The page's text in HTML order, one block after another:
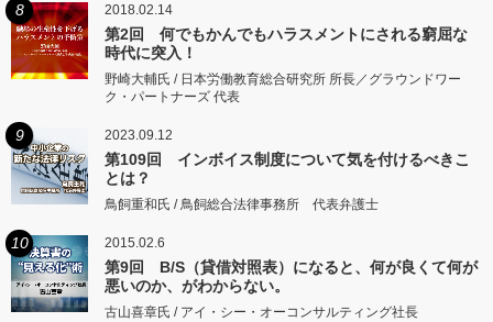
8 2018.02.14
第2回 何でもかんでもハラスメントにされる窮屈な
時代に突入！
野崎大輔氏 / 日本労働教育総合研究所 所長／グラウンドワー
ク・パートナーズ 代表
9 2023.09.12
第109回 インボイス制度について気を付けるべきこ
とは？
鳥飼重和氏 / 鳥飼総合法律事務所 代表弁護士
10 2015.02.6
第9回 B/S（貸借対照表）になると、何が良くて何が
悪いのか、がわからない。
古山喜章氏 / アイ・シー・オーコンサルティング社長